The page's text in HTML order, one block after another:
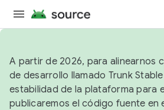
A partir de 2026, para alinearnos
de desarrollo llamado Trunk
estabilidad de la plataforma para
publicaremos el código fuente en